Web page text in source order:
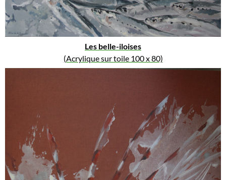
Les belle-iloises
(Acrylique sur toile 100 x 80)